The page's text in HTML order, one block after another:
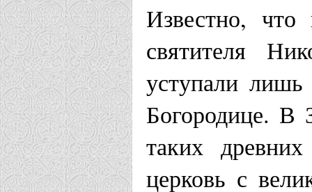
Известно,
святителя
уступали
Богородице. В
таких
церковь с